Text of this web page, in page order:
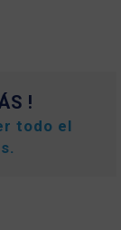
!
todo el